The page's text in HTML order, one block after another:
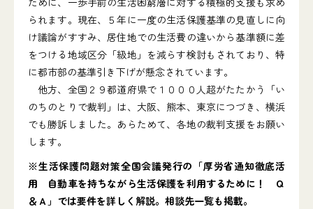
られます。現在、５年に一度の生活保護基準の見直しに向
け議論がすすみ、居住地での生活費の違いから基準額に差
をつける地域区分「級地」を減らす検討もされており、特
に都市部の基準引き下げが懸念されています。
他方、全国２９都道府県で１０００人超がたたかう「い
のちのとりで裁判」は、大阪、熊本、東京につづき、横浜
でも勝訴しました。あらためて、各地の裁判支援をお願い
します。
※生活保護問題対策全国会議発行の「厚労省通知徹底活
用 自動車を持ちながら生活保護を利用するために！ Ｑ
＆Ａ」では要件を詳しく解説。相談先一覧も掲載。